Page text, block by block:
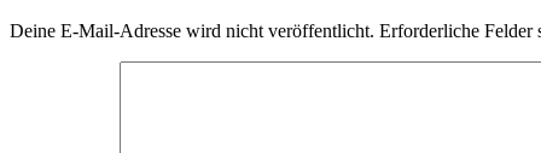
Deine E-Mail-Adresse wird nicht veröffentlicht. Erforderliche Felder